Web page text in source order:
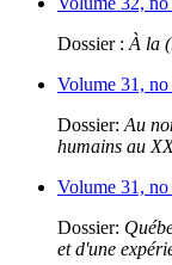
Dossier : À la
Volume 31,
Dossier: Au
humains au
Volume 31,
Dossier:
et d'une